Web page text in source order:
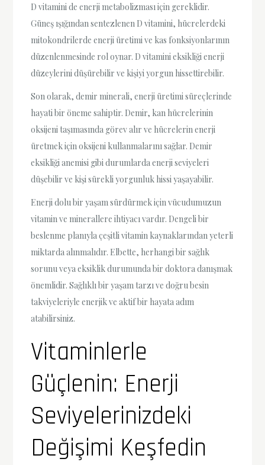
D vitamini de enerji metabolizması için gereklidir.
Güneş ışığından sentezlenen D vitamini, hücrelerdeki
mitokondrilerde enerji üretimi ve kas fonksiyonlarının
düzenlenmesinde rol oynar. D vitamini eksikliği enerji
düzeylerini düşürebilir ve kişiyi yorgun hissettirebilir.
Son olarak, demir minerali, enerji üretimi süreçlerinde
hayati bir öneme sahiptir. Demir, kan hücrelerinin
oksijeni taşımasında görev alır ve hücrelerin enerji
üretmek için oksijeni kullanmalarını sağlar. Demir
eksikliği anemisi gibi durumlarda enerji seviyeleri
düşebilir ve kişi sürekli yorgunluk hissi yaşayabilir.
Enerji dolu bir yaşam sürdürmek için vücudumuzun
vitamin ve minerallere ihtiyacı vardır. Dengeli bir
beslenme planıyla çeşitli vitamin kaynaklarından yeterli
miktarda alınmalıdır. Elbette, herhangi bir sağlık
sorunu veya eksiklik durumunda bir doktora danışmak
önemlidir. Sağlıklı bir yaşam tarzı ve doğru besin
takviyeleriyle enerjik ve aktif bir hayata adım
atabilirsiniz.
Vitaminlerle
Güçlenin: Enerji
Seviyelerinizdeki
Değişimi Keşfedin